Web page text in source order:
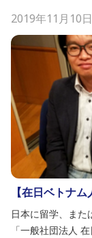
2019年11月10日
【在日ベトナ
日本に留学、また
「一般社団法人